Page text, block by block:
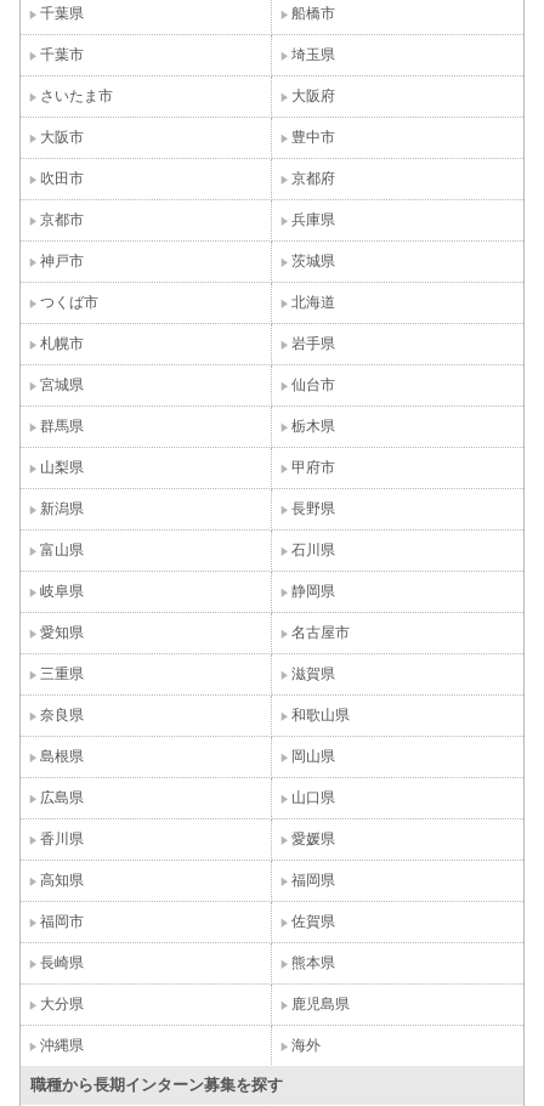
千葉県 船橋市
千葉市 埼玉県
さいたま市 大阪府
大阪市 豊中市
吹田市 京都府
京都市 兵庫県
神戸市 茨城県
つくば市 北海道
札幌市 岩手県
宮城県 仙台市
群馬県 栃木県
山梨県 甲府市
新潟県 長野県
富山県 石川県
岐阜県 静岡県
愛知県 名古屋市
三重県 滋賀県
奈良県 和歌山県
島根県 岡山県
広島県 山口県
香川県 愛媛県
高知県 福岡県
福岡市 佐賀県
長崎県 熊本県
大分県 鹿児島県
沖縄県 海外
職種から長期インターン募集を探す